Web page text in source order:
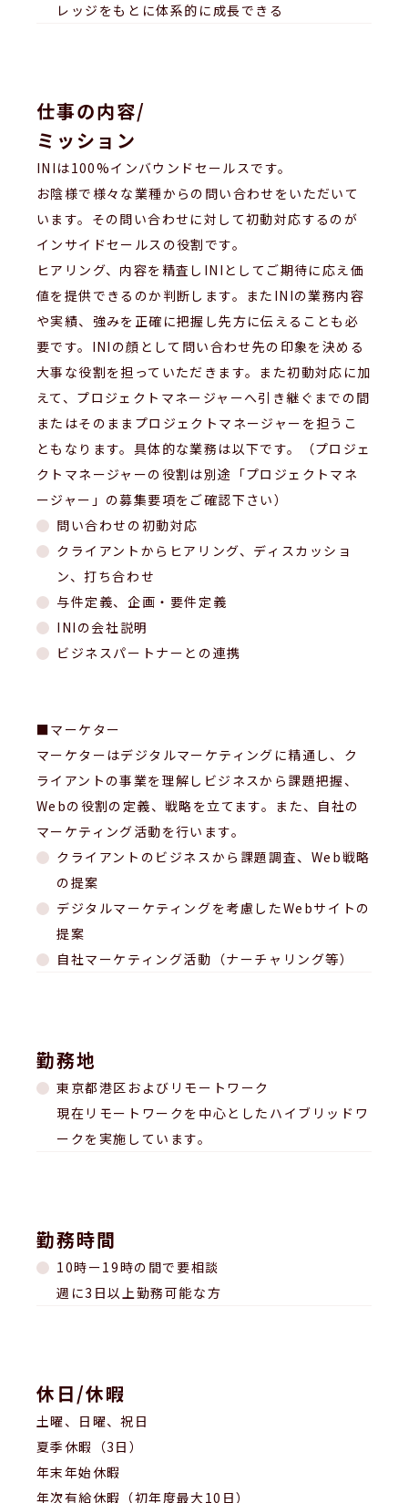
レッジをもとに体系的に成長できる
仕事の内容/
ミッション
INIは100%インバウンドセールスです。
お陰様で様々な業種からの問い合わせをいただいて
います。その問い合わせに対して初動対応するのが
インサイドセールスの役割です。
ヒアリング、内容を精査しINIとしてご期待に応え価
値を提供できるのか判断します。またINIの業務内容
や実績、強みを正確に把握し先方に伝えることも必
要です。INIの顔として問い合わせ先の印象を決める
大事な役割を担っていただきます。また初動対応に加
えて、プロジェクトマネージャーへ引き継ぐまでの間
またはそのままプロジェクトマネージャーを担うこ
ともなります。具体的な業務は以下です。（プロジェ
クトマネージャーの役割は別途「プロジェクトマネ
ージャー」の募集要項をご確認下さい）
問い合わせの初動対応
クライアントからヒアリング、ディスカッショ
ン、打ち合わせ
与件定義、企画・要件定義
INIの会社説明
ビジネスパートナーとの連携
■マーケター
マーケターはデジタルマーケティングに精通し、ク
ライアントの事業を理解しビジネスから課題把握、
Webの役割の定義、戦略を立てます。また、自社の
マーケティング活動を行います。
クライアントのビジネスから課題調査、Web戦略
の提案
デジタルマーケティングを考慮したWebサイトの
提案
自社マーケティング活動（ナーチャリング等）
勤務地
東京都港区およびリモートワーク
現在リモートワークを中心としたハイブリッドワ
ークを実施しています。
勤務時間
10時ー19時の間で要相談
週に3日以上勤務可能な方
休日/休暇
土曜、日曜、祝日
夏季休暇（3日）
年末年始休暇
年次有給休暇（初年度最大10日）